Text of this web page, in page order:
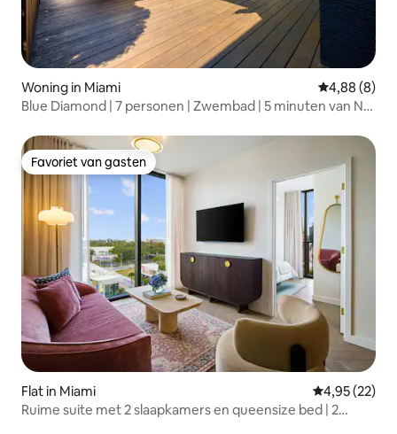
Woning in Miami Gemiddelde
4,88 (8)
Blue Diamond | 7 personen | Zwembad | 5 minuten van NU
Favoriet van gasten
Favoriet van gasten
Flat in Miami Gemiddelde
4,95 (22)
Ruime suite met 2 slaapkamers en queensize bed | 2